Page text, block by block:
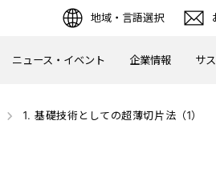
地域・言語選択
ニュース・イベント 企業情報 サ
1. 基礎技術としての超薄切片法（1）